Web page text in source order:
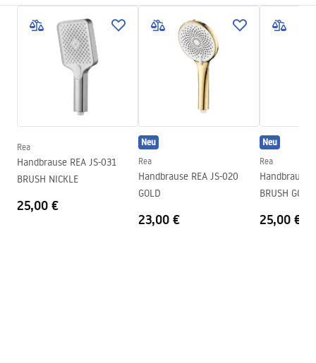
Montageart
Zum Anschrauben
Breite
110mm
245mm
24 monate
Pielęgnacja
Pielęgnacja.pdf
Warranty_Terms_and_Conditions_Accessories_-_24.pdf
Rea
Handbrause REA JS-031
BRUSH NICKLE
25,00 €
Neu
Rea
Handbrause REA JS-020
GOLD
23,00 €
Neu
Rea
Handbrause
BRUSH GOLD
25,00 €